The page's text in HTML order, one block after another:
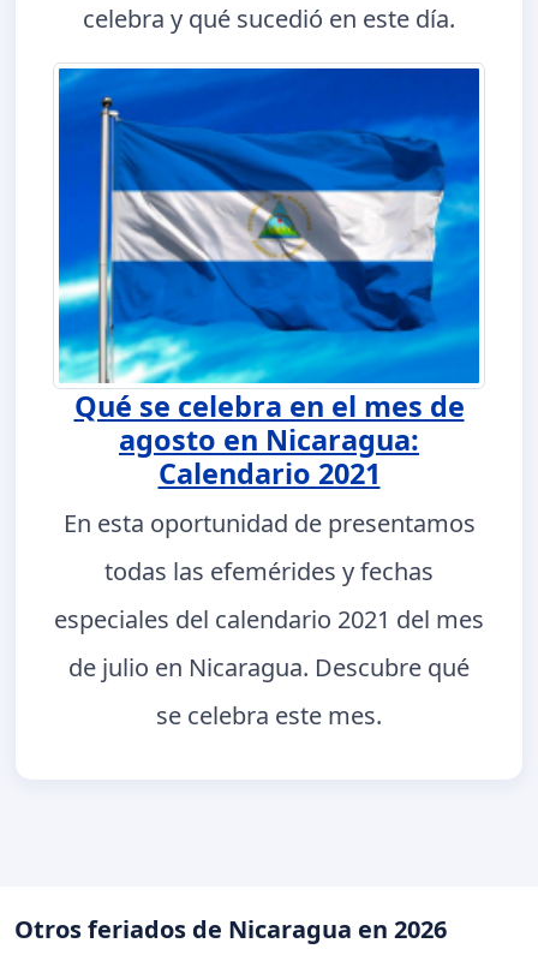
celebra y qué sucedió en este día.
Qué se celebra en el mes de
agosto en Nicaragua:
Calendario 2021
En esta oportunidad de presentamos
todas las efemérides y fechas
especiales del calendario 2021 del mes
de julio en Nicaragua. Descubre qué
se celebra este mes.
Otros feriados de Nicaragua en 2026